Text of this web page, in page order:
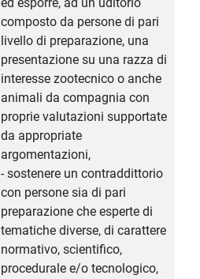
ed esporre, ad un uditorio
composto da persone di pari
livello di preparazione, una
presentazione su una razza di
interesse zootecnico o anche
animali da compagnia con
proprie valutazioni supportate
da appropriate
argomentazioni,
- sostenere un contraddittorio
con persone sia di pari
preparazione che esperte di
tematiche diverse, di carattere
normativo, scientifico,
procedurale e/o tecnologico,